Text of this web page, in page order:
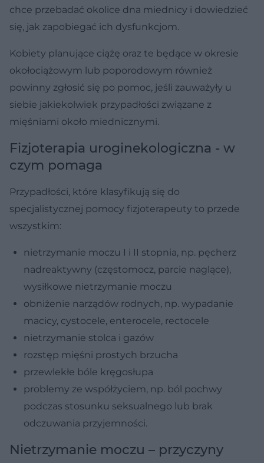
chce przebadać okolice dna miednicy i dowiedzieć
się, jak zapobiegać ich dysfunkcjom.
Kobiety planujące ciążę oraz te będące w okresie
okołociążowym lub poporodowym również
powinny zgłosić się po pomoc, jeśli zauważyły u
siebie jakiekolwiek przypadłości związane z
mięśniami około miednicznymi.
Fizjoterapia uroginekologiczna - w
czym pomaga
Przypadłości, które klasyfikują się do
specjalistycznej pomocy fizjoterapeuty to przede
wszystkim:
nietrzymanie moczu I i II stopnia, np. pęcherz
nadreaktywny (częstomocz, parcie naglące),
wysiłkowe nietrzymanie moczu
obniżenie narządów rodnych, np. wypadanie
macicy, cystocele, enterocele, rectocele
nietrzymanie stolca i gazów
rozstęp mięśni prostych brzucha
przewlekłe bóle kręgosłupa
problemy ze współżyciem, np. ból pochwy
podczas stosunku seksualnego lub brak
odczuwania przyjemności.
Nietrzymanie moczu – przyczyny